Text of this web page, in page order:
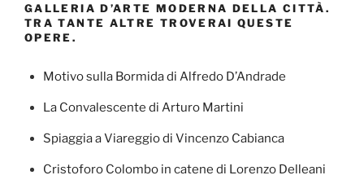
GALLERIA D’ARTE MODERNA DELLA CITTÀ.
TRA TANTE ALTRE TROVERAI QUESTE
OPERE.
Motivo sulla Bormida di Alfredo D’Andrade
La Convalescente di Arturo Martini
Spiaggia a Viareggio di Vincenzo Cabianca
Cristoforo Colombo in catene di Lorenzo Delleani